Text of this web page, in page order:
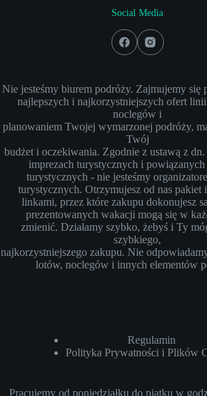
Social Media
Nie jesteśmy biurem podróży. Zajmujemy się
najlepszych i najkorzystniejszych ofert
noclegów i
planowaniem Twojej wymarzonej podróży,
Twój
budżet i oczekiwania. Zgodnie z ustawą z
imprezach turystycznych i powiązanych
turystycznych - nie jesteśmy
turystycznych. Otrzymujesz od nas pakiet
linkami, przez które zakupu dokonujesz
prezentowanych wakacji mogą się w
zmienić. Działamy szybko, żebyś i Ty
szybkiego,
najkorzystniejszego zakupu. Nie
lotów, noclegów i innych elementów
Regulamin
Polityka Prywatności i Plików
Pracujemy od poniedziałku do piątku w